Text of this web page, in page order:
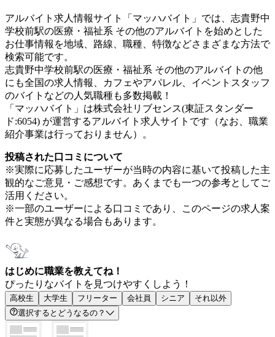
アルバイト求人情報サイト「マッハバイト」では、志貴野中
学校前駅の医療・福祉系 その他のアルバイトを始めとした
お仕事情報を地域、路線、職種、特徴などさまざまな方法で
検索可能です。
志貴野中学校前駅の医療・福祉系 その他のアルバイトの他
にも全国の求人情報、カフェやアパレル、イベントスタッフ
のバイトなどの人気職種も多数掲載！
「マッハバイト」は株式会社リブセンス(東証スタンダー
ド:6054) が運営するアルバイト求人サイトです（なお、職業
紹介事業は行っておりません）。
投稿された口コミについて
※実際に応募したユーザーが当時の内容に基いて投稿した主
観的なご意見・ご感想です。あくまでも一つの参考としてご
活用ください。
※一部のユーザーによる口コミであり、このページの求人案
件と実態が異なる場合もあります。
はじめに職業を教えてね！
ぴったりなバイトを見つけやすくしよう！
高校生 大学生 フリーター 会社員 シニア
それ以外
選択するとどうなるの？